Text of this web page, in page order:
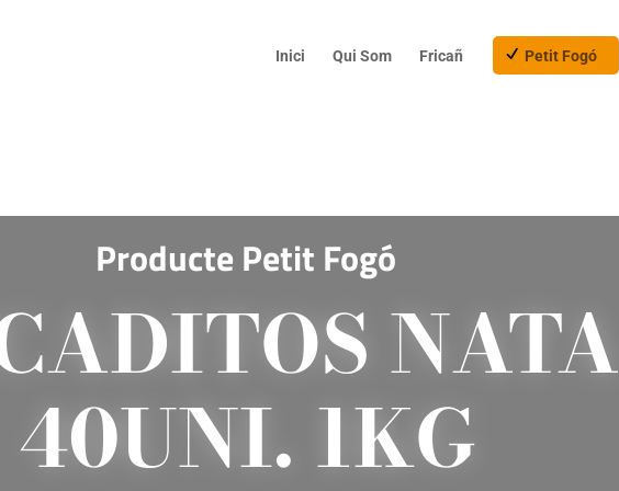
Inici Qui Som Fricañ Petit Fogó
Producte Petit Fogó
NATA
40UNI. 1KG